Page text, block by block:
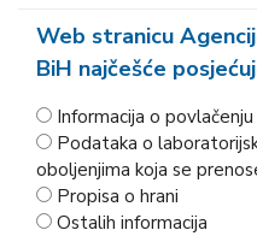
Web stranicu
BiH najčešće
Informacija o
Podataka o
oboljenjima koja se
Propisa o hrani
Ostalih informacija